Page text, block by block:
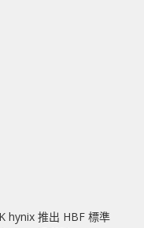
hynix 推出 HBF 標準